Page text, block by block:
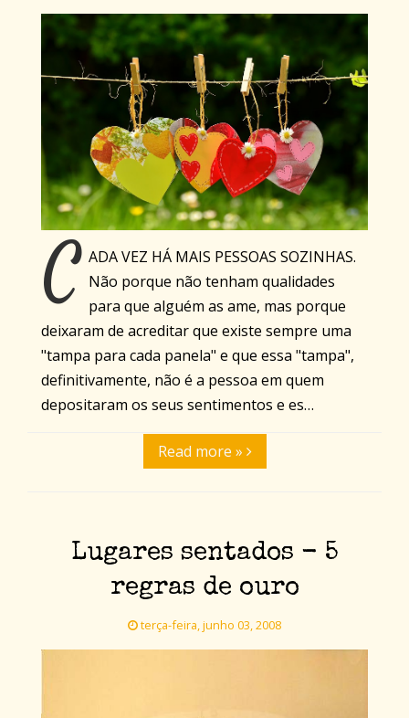
C ADA VEZ HÁ MAIS PESSOAS SOZINHAS.
Não porque não tenham qualidades
para que alguém as ame, mas porque
deixaram de acreditar que existe sempre uma
"tampa para cada panela" e que essa "tampa",
definitivamente, não é a pessoa em quem
depositaram os seus sentimentos e es…
Read more »
Lugares sentados - 5
regras de ouro
terça-feira, junho 03, 2008